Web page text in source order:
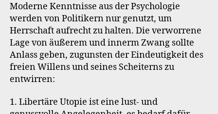
Moderne Kenntnisse aus der Psychologie
werden von Politikern nur genutzt, um
Herrschaft aufrecht zu halten. Die verworrene
Lage von äußerem und innerm Zwang sollte
Anlass geben, zugunsten der Eindeutigkeit des
freien Willens und seines Scheiterns zu
entwirren:
1. Libertäre Utopie ist eine lust- und